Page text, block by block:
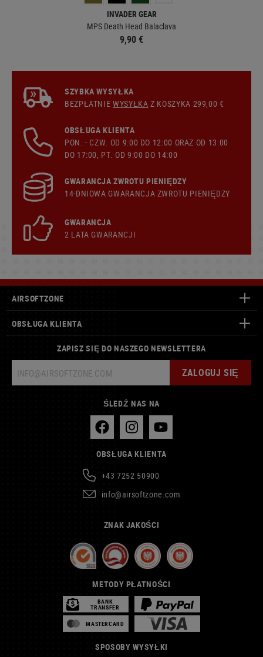
INVADER GEAR
MPS Death Head Balaclava
9,90 €
SZYBKA WYSYŁKA
BEZPŁATNIEWYSYŁKA Z KOSZYKA 299,00 €
OBSŁUGA KLIENTA
PON. - CZW. OD 9:00 DO 12:00 ORAZ OD 13:00
DO 17:00, PT. OD 9:00 DO 14:00
GWARANCJA ZWROTU PIENIĘDZY
14-DNIOWA GWARANCJA ZWROTU PIENIĘDZY
GWARANCJA
2 LATA GWARANCJI
AIRSOFTZONE
OBSŁUGA KLIENTA
ZAPISZ SIĘ DO NASZEGO NEWSLETTERA
ZALOGUJ SIĘ
ŚLEDŹ NAS NA
OBSŁUGA KLIENTA
+43 7252 50900
info@airsoftzone.com
ZNAK JAKOŚCI
METODY PŁATNOŚCI
BANK
TRANSFER
MASTERCARD
SPOSOBY WYSYŁKI